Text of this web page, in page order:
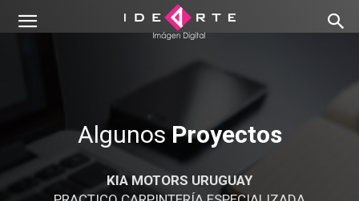
Algunos Proyectos
KIA MOTORS URUGUAY